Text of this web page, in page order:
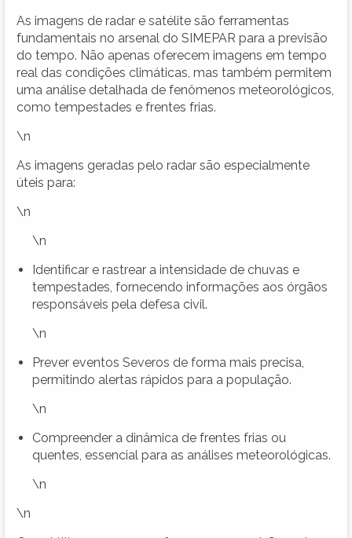
As imagens de radar e satélite são ferramentas
fundamentais no arsenal do SIMEPAR para a previsão
do tempo. Não apenas oferecem imagens em tempo
real das condições climáticas, mas também permitem
uma análise detalhada de fenômenos meteorológicos,
como tempestades e frentes frias.
\n
As imagens geradas pelo radar são especialmente
úteis para:
\n
\n
Identificar e rastrear a intensidade de chuvas e
tempestades, fornecendo informações aos órgãos
responsáveis pela defesa civil.
\n
Prever eventos Severos de forma mais precisa,
permitindo alertas rápidos para a população.
\n
Compreender a dinâmica de frentes frias ou
quentes, essencial para as análises meteorológicas.
\n
\n